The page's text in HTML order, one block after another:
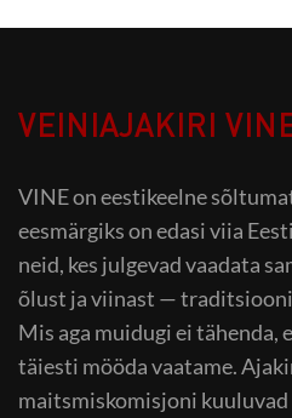
VEINIAJAKIRI
VINE on eestikeelne
eesmärgiks on edasi viia
neid, kes julgevad vaadata
õlust ja viinast —
Mis aga muidugi ei
täiesti mööda vaatame.
maitsmiskomisjoni kuuluvad